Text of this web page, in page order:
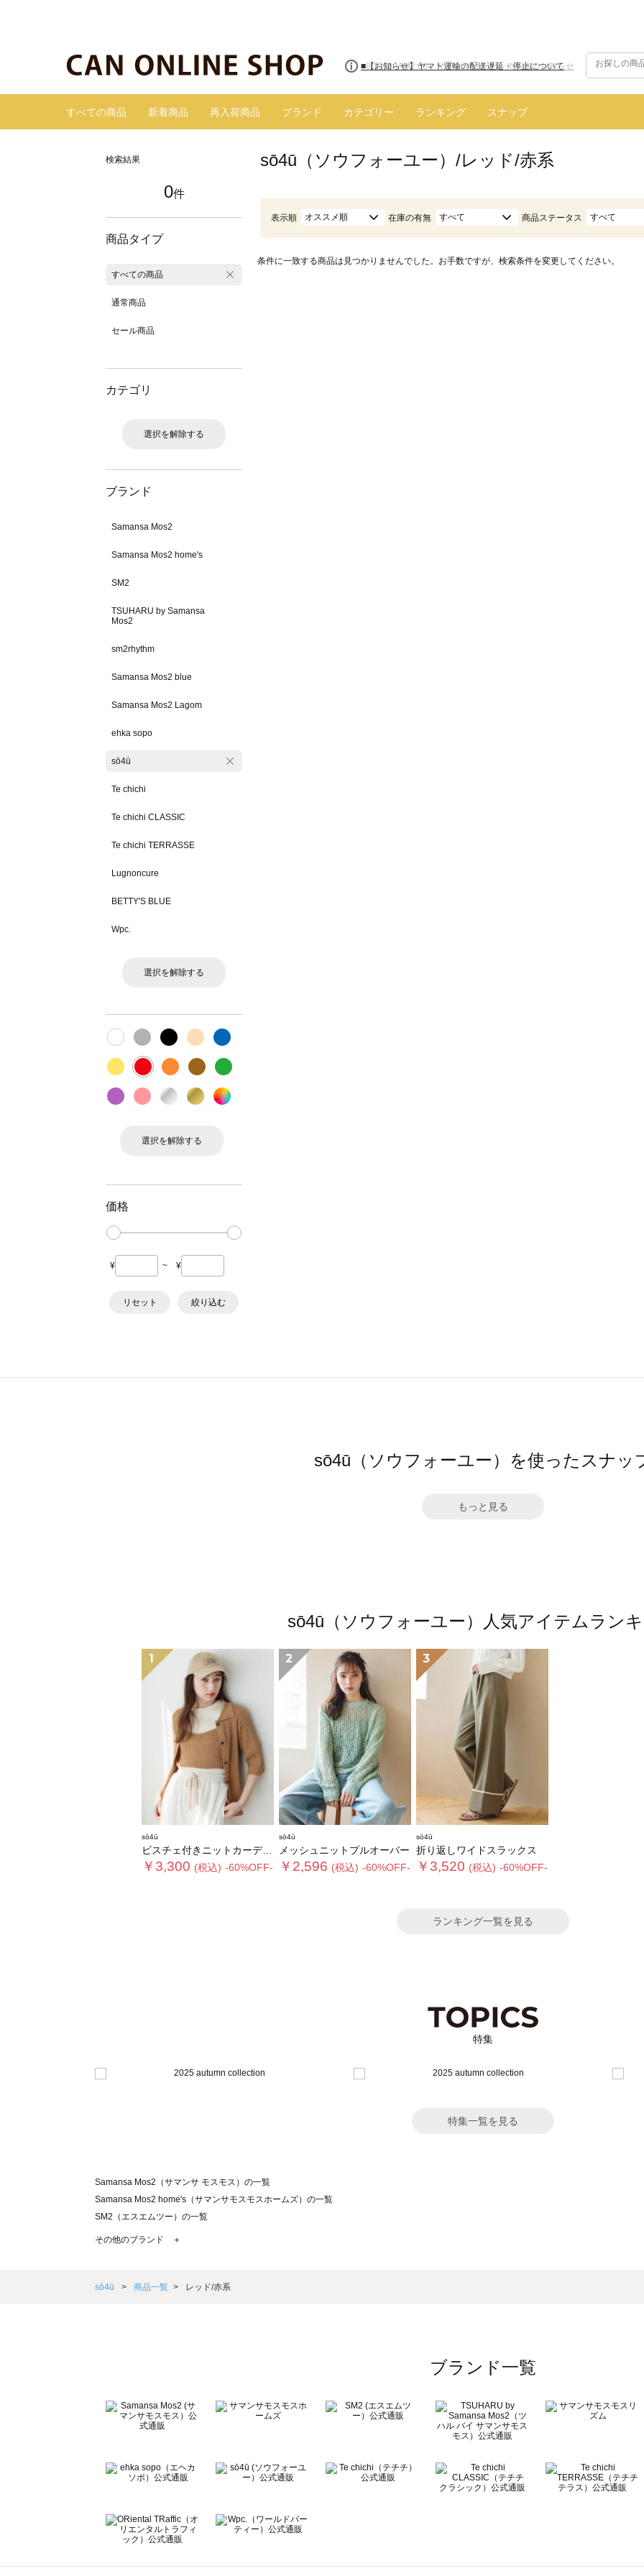
■8/13(木)AM2:00～サイトメンテナンス実施のお知らせ
すべての商品 新着商品 再入荷商品 ブランド カテゴリー ランキング スナップ
検索結果
0件
商品タイプ
すべての商品
通常商品
セール商品
カテゴリ
選択を解除する
ブランド
Samansa Mos2
Samansa Mos2 home's
SM2
TSUHARU by Samansa
Mos2
sm2rhythm
Samansa Mos2 blue
Samansa Mos2 Lagom
ehka sopo
sō4ū
Te chichi
Te chichi CLASSIC
Te chichi TERRASSE
Lugnoncure
BETTY'S BLUE
Wpc.
選択を解除する
選択を解除する
価格
¥ ~ ¥
リセット 絞り込む
sō4ū（ソウフォーユー）/レッド/赤系
表示順 オススメ順 在庫の有無 すべて 商品ステータス すべて
条件に一致する商品は見つかりませんでした。お手数ですが、検索条件を変更してください。
sō4ū（ソウフォーユー）を使ったスナッ
もっと見る
sō4ū（ソウフォーユー）人気アイテムラン
1
sō4ū
ビスチェ付きニットカーディガン
￥3,300 (税込) -60%OFF-
2
sō4ū
メッシュニットプルオーバー
￥2,596 (税込) -60%OFF-
3
sō4ū
折り返しワイドスラックス
￥3,520 (税込) -60%OFF-
ランキング一覧を見る
特集
特集一覧を見る
Samansa Mos2（サマンサ モスモス）の一覧
Samansa Mos2 home's（サマンサモスモスホームズ）の一覧
SM2（エスエムツー）の一覧
TSUHARU by Samansa Mos2（ツハルバイサマンサモスモス）の一覧
Samansa Mos2 Lagom（サマンサモスモス ラーゴム）の一覧
BETTY'S BLUE（べティーズブルー）の一覧
Wpc.（ワールドパーティー）の一覧
その他のブランド ＋
sō4ū 商品一覧 レッド/赤系
ブランド一覧